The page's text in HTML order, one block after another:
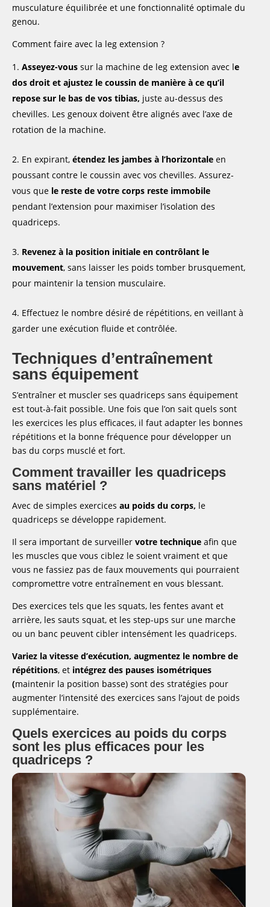
musculature équilibrée et une fonctionnalité optimale du
genou.
Comment faire avec la leg extension ?
Asseyez-vous sur la machine de leg extension avec le
dos droit et ajustez le coussin de manière à ce qu’il
repose sur le bas de vos tibias, juste au-dessus des
chevilles. Les genoux doivent être alignés avec l’axe de
rotation de la machine.
En expirant, étendez les jambes à l’horizontale en
poussant contre le coussin avec vos chevilles. Assurez-
vous que le reste de votre corps reste immobile
pendant l’extension pour maximiser l’isolation des
quadriceps.
Revenez à la position initiale en contrôlant le
mouvement, sans laisser les poids tomber brusquement,
pour maintenir la tension musculaire.
Effectuez le nombre désiré de répétitions, en veillant à
garder une exécution fluide et contrôlée.
Techniques d’entraînement
sans équipement
S’entraîner et muscler ses quadriceps sans équipement
est tout-à-fait possible. Une fois que l’on sait quels sont
les exercices les plus efficaces, il faut adapter les bonnes
répétitions et la bonne fréquence pour développer un
bas du corps musclé et fort.
Comment travailler les quadriceps
sans matériel ?
Avec de simples exercices au poids du corps, le
quadriceps se développe rapidement.
Il sera important de surveiller votre technique afin que
les muscles que vous ciblez le soient vraiment et que
vous ne fassiez pas de faux mouvements qui pourraient
compromettre votre entraînement en vous blessant.
Des exercices tels que les squats, les fentes avant et
arrière, les sauts squat, et les step-ups sur une marche
ou un banc peuvent cibler intensément les quadriceps.
Variez la vitesse d’exécution, augmentez le nombre de
répétitions, et intégrez des pauses isométriques
(maintenir la position basse) sont des stratégies pour
augmenter l’intensité des exercices sans l’ajout de poids
supplémentaire.
Quels exercices au poids du corps
sont les plus efficaces pour les
quadriceps ?